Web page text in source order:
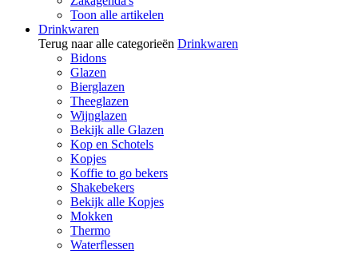
Toon alle artikelen
Drinkwaren
Terug naar alle categorieën Drinkwaren
Bidons
Glazen
Bierglazen
Theeglazen
Wijnglazen
Bekijk alle Glazen
Kop en Schotels
Kopjes
Koffie to go bekers
Shakebekers
Bekijk alle Kopjes
Mokken
Thermo
Waterflessen